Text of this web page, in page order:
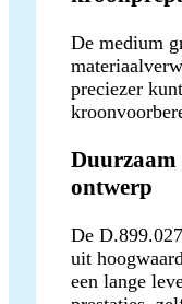
De medium
preciezer
ontwerp
De
uit
een lange